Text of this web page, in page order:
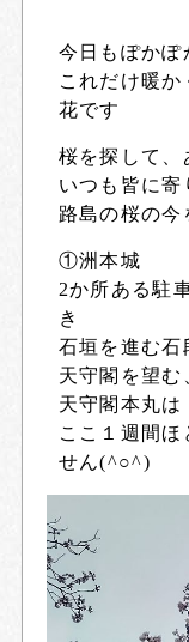
今日もぽか
これだけ暖か
花です
桜を探して、
いつも皆に
路島の桜の
①洲本城
2か所ある駐
き
石垣を進む石
天守閣を望む
天守閣本丸
ここ１週間ほ
せん(^○^)